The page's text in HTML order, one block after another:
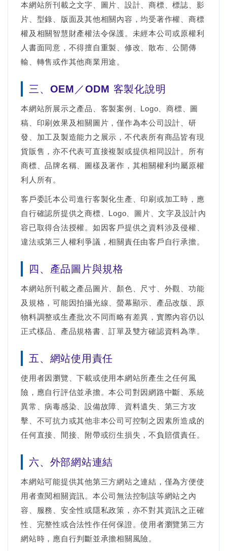
本網站所刊載之文字、圖片、設計、商標、標誌、影
片、型錄、版面及其他相關內容，均受著作權、商標
權及相關智慧財產權法令保護。未經本公司或原權利
人書面同意，不得擅自重製、修改、散布、公開傳
輸、轉售或作其他商業用途。
三、OEM／ODM 客製化說明
本網站所展示之產品、客製案例、Logo、商標、圖
稿、印刷效果及相關圖片，僅作為本公司設計、研
發、加工及製造能力之展示，不代表所有商品皆有現
貨販售，亦不代表可直接複製或提供相同設計。所有
商標、品牌名稱、圖樣及著作，其相關權利均屬原權
利人所有。
客戶委託本公司進行客製化生產、印刷或加工時，應
自行確認所提供之商標、Logo、圖片、文字及設計內
容已取得合法授權。如因客戶提供之資料涉及侵權、
違法或第三人權利爭議，相關責任由客戶自行承擔。
四、產品圖片與規格
本網站所刊載之產品圖片、顏色、尺寸、外觀、功能
及規格，可能因拍攝光線、螢幕顯示、產品改版、原
物料調整或生產批次不同而略有差異，實際內容仍以
正式樣品、產品規格書、訂單及雙方確認資料為準。
五、網站使用責任
使用者因瀏覽、下載或使用本網站所產生之任何風
險，應自行評估並承擔。本公司對因網路中斷、系統
異常、病毒感染、設備故障、資料遺失、第三方攻
擊、不可抗力或其他非本公司可控制之因素所造成的
任何直接、間接、附帶或衍生損失，不負賠償責任。
六、外部網站連結
本網站可能提供其他第三方網站之連結，僅為方便使
用者查閱相關資訊。本公司無法控制該等網站之內
容、服務、安全性或隱私政策，亦不對其資訊之正確
性、完整性或合法性作任何保證。使用者瀏覽第三方
網站時，應自行判斷並承擔相關風險。